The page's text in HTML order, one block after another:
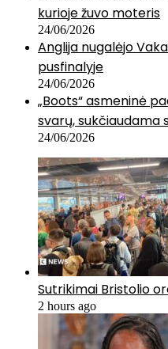
kurioje žuvo moteris
24/06/2026
Anglija nugalėjo
pusfinalyje
24/06/2026
„Boots“ asmeninė
svarų, sukčiaudama
24/06/2026
Sutrikimai Bristolio
2 hours ago